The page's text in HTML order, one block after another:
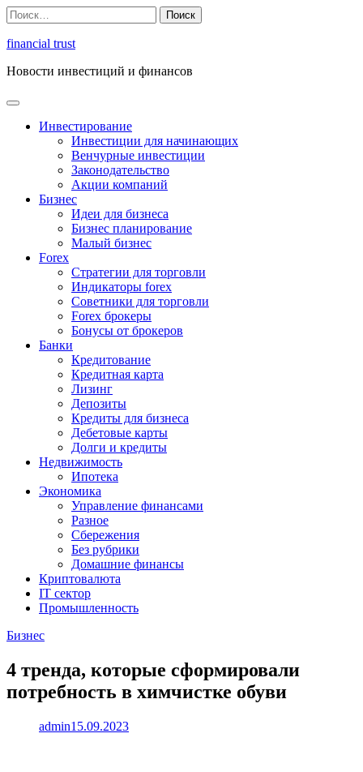
Перейти
к
содержимому
Найти:
financial trust
Новости инвестиций и финансов
Инвестирование
Инвестиции для начинающих
Венчурные инвестиции
Законодательство
Акции компаний
Бизнес
Идеи для бизнеса
Бизнес планирование
Малый бизнес
Forex
Стратегии для торговли
Индикаторы forex
Советники для торговли
Forex брокеры
Бонусы от брокеров
Банки
Кредитование
Кредитная карта
Лизинг
Депозиты
Кредиты для бизнеса
Дебетовые карты
Долги и кредиты
Недвижимость
Ипотека
Экономика
Управление финансами
Разное
Сбережения
Без рубрики
Домашние финансы
Криптовалюта
IT сектор
Промышленность
Бизнес
4 тренда, которые сформировали
потребность в химчистке обуви
admin15.09.2023